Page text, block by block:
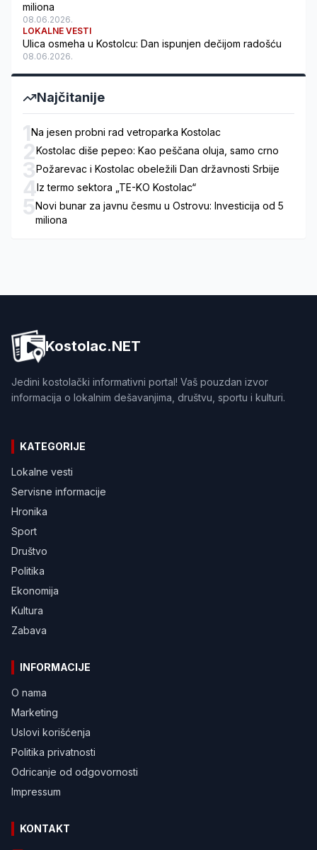
miliona
08.06.2026.
LOKALNE VESTI
Ulica osmeha u Kostolcu: Dan ispunjen dečijom radošću
08.06.2026.
Najčitanije
1Na jesen probni rad vetroparka Kostolac
2Kostolac diše pepeo: Kao peščana oluja, samo crno
3Požarevac i Kostolac obeležili Dan državnosti Srbije
4Iz termo sektora „TE-KO Kostolac“
5Novi bunar za javnu česmu u Ostrovu: Investicija od 5
miliona
Kostolac.NET
Jedini kostolački informativni portal! Vaš pouzdan izvor
informacija o lokalnim dešavanjima, društvu, sportu i kulturi.
KATEGORIJE
Lokalne vesti
Servisne informacije
Hronika
Sport
Društvo
Politika
Ekonomija
Kultura
Zabava
INFORMACIJE
O nama
Marketing
Uslovi korišćenja
Politika privatnosti
Odricanje od odgovornosti
Impressum
KONTAKT